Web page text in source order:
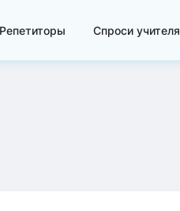
Репетиторы Спроси учителя